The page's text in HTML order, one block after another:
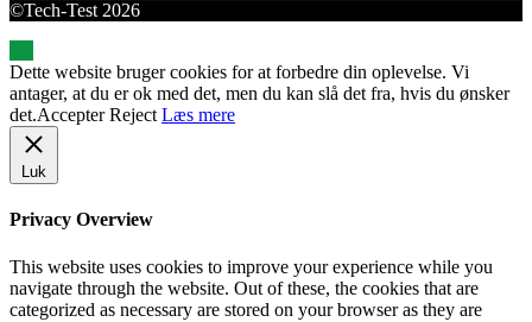
©Tech-Test 2026
Dette website bruger cookies for at forbedre din oplevelse. Vi
antager, at du er ok med det, men du kan slå det fra, hvis du ønsker
det.Accepter Reject Læs mere
Luk
Privacy Overview
This website uses cookies to improve your experience while you
navigate through the website. Out of these, the cookies that are
categorized as necessary are stored on your browser as they are